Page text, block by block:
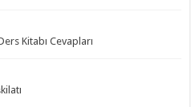
Kitabı Cevapları